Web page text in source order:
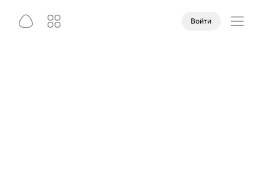
Войти